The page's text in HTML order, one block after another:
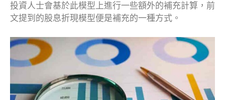
投資人士會基於此模型上進行一些額外的補充計算，前
文提到的股息折現模型便是補充的一種方式。